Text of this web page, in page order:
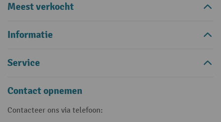
Meest verkocht
Informatie
Service
Contact opnemen
Contacteer ons via telefoon: